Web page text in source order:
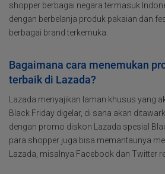
shopper berbagai negara termasuk
dengan berbelanja produk pakaian dan
berbagai brand terkemuka.
Bagaimana cara menemukan
terbaik di Lazada?
Lazada menyajikan laman khusus yang
Black Friday digelar, di sana akan
dengan promo diskon Lazada spesial
para shopper juga bisa memantaunya
Lazada, misalnya Facebook dan Twitter